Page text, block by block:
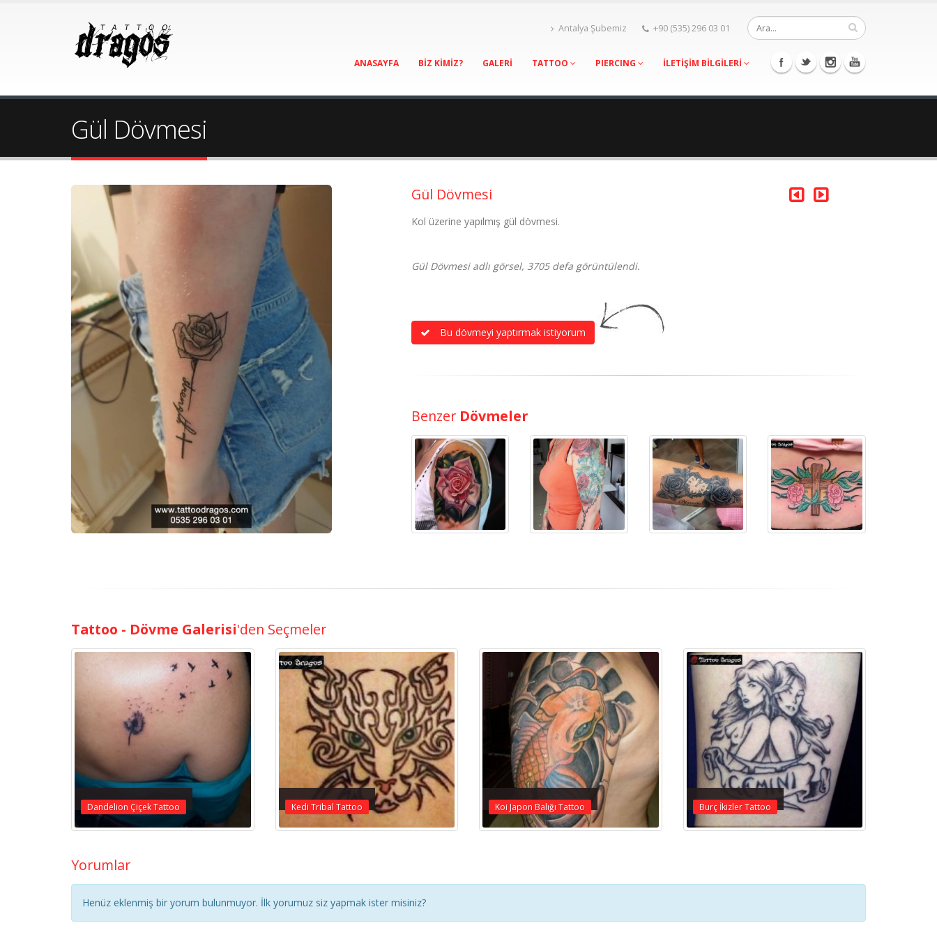
Antalya Şubemiz +90 (535) 296 03 01
ANASAYFA BİZ KİMİZ? GALERİ TATTOO PIERCING İLETİŞİM BİLGİLERİ
Gül Dövmesi
Gül Dövmesi
Kol üzerine yapılmış gül dövmesi.
Gül Dövmesi adlı görsel, 3705 defa görüntülendi.
Bu dövmeyi yaptırmak istiyorum
Benzer Dövmeler
Tattoo - Dövme Galerisi'den Seçmeler
Dandelion Çiçek Tattoo Kedi Tribal Tattoo Koi Japon Balığı Tattoo Burç İkizler Tattoo
Yorumlar
Henüz eklenmiş bir yorum bulunmuyor. İlk yorumuz siz yapmak ister misiniz?